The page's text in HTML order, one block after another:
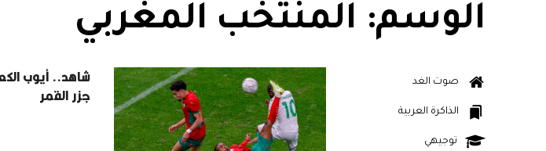
الوسم: المنتخب المغربي
شاهد.. أيوب
جزر القمر
صوت الغد
الذاكرة العربية
توجيهي